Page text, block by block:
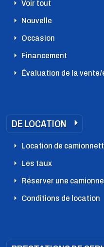
Voir tout
Nouvelle
Occasion
Financement
Évaluation de la
DE LOCATION
Location de
Les taux
Réserver une
Conditions de location